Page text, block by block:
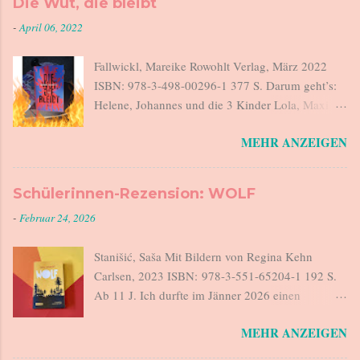
-April 06, 2022
Fallwickl, Mareike Rowohlt Verlag, März 2022
ISBN: 978-3-498-00296-1 377 S. Darum geht’s:
Helene, Johannes und die 3 Kinder Lola, Maxi
Johannes sagt „Haben wir kein Salz“, steht
Ende. Johannes verlässt morgens um 6 das Haus,
geht seiner Arbeit nach, kommt abends nach
verantwortlich für eine rebellische Teenager-
Tochter, für ein forderndes Kindergartenkind und
für den 18 Monate alten Lucius. Sie sind in dieser
können im Schatten der Pandemie seit Monaten
kaum jemanden treffen. Sie kocht, wäscht, bügelt,
MEHR ANZEIGEN
Schülerinnen-Rezension: WOLF
- Februar 24, 2026
Stanišić, Saša Mit Bildern von Regina Kehn
Carlsen, 2023 ISBN: 978-3-551-65204-1 192 S.
Ab 11 J. Ich durfte im Jänner 2026 einen
Bookstagram und co' im Bundesrealgymnasium
MEHR ANZEIGEN